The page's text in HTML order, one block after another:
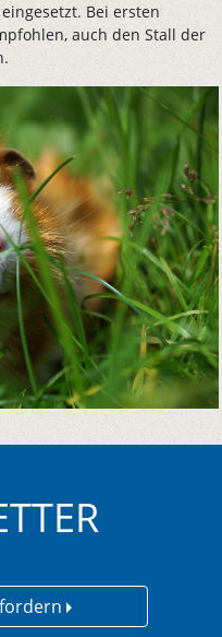
Bei ersten
auch den Stall der